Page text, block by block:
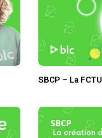
SBCP – La FCTU